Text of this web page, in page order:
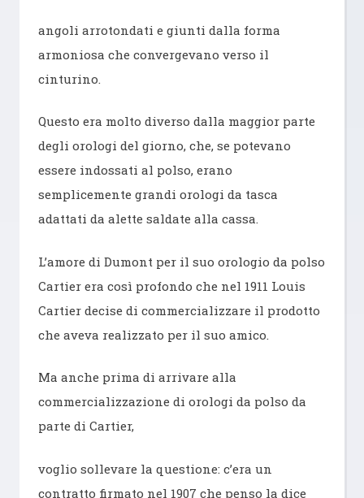
angoli arrotondati e giunti dalla forma
armoniosa che convergevano verso il
cinturino.
Questo era molto diverso dalla maggior parte
degli orologi del giorno, che, se potevano
essere indossati al polso, erano
semplicemente grandi orologi da tasca
adattati da alette saldate alla cassa.
L’amore di Dumont per il suo orologio da polso
Cartier era così profondo che nel 1911 Louis
Cartier decise di commercializzare il prodotto
che aveva realizzato per il suo amico.
Ma anche prima di arrivare alla
commercializzazione di orologi da polso da
parte di Cartier,
voglio sollevare la questione: c’era un
contratto firmato nel 1907 che penso la dice